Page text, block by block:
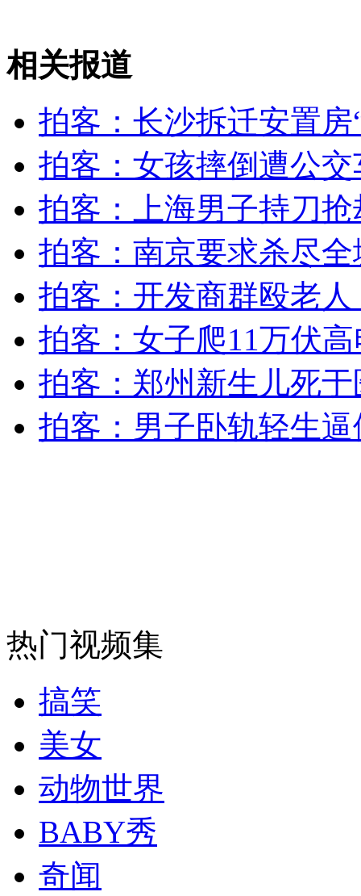
实录：钟南山等就H7N9禽流感研究工作答记者问
山西运城恶犬咬伤多人 警民合力深夜将其击毙
女孩北京地铁殴打老人 痛下狠手拳打脚踢
无痛分娩是否安全 医生回应
外交部：反对强权政治霸凌主义
安徽一实载49人客车翻车
纽约上演“枕头大战”
司机酒驾遇交警 急速倒车逃窜
相关报道
拍客：长沙拆迁安置
拍客：女孩摔倒遭公
拍客：上海男子持刀
拍客：南京要求杀尽
拍客：开发商群殴老人
拍客：女子爬11万伏
拍客：郑州新生儿死
拍客：男子卧轨轻生
热门视频集
搞笑
美女
动物世界
BABY秀
奇闻